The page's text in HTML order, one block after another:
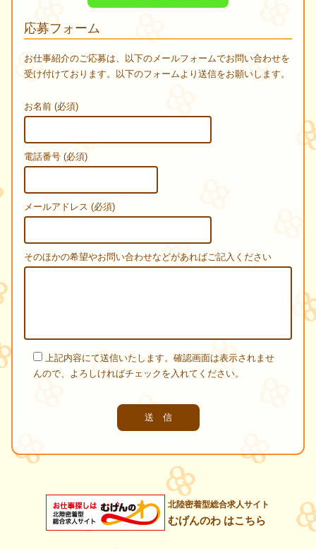
応募フォーム
お仕事紹介のご応募は、以下のメールフォームでお問い合わせを
受け付けております。以下のフォームより送信をお願いします。
お名前 (必須)
電話番号 (必須)
メールアドレス (必須)
そのほかの希望やお問い合わせなどがあればご記入ください
上記内容にて送信いたします。確認画面は表示されませ
んので、よろしければチェックを入れてください。
北陸密着型総合求人サイト
むげんのわ はこちら